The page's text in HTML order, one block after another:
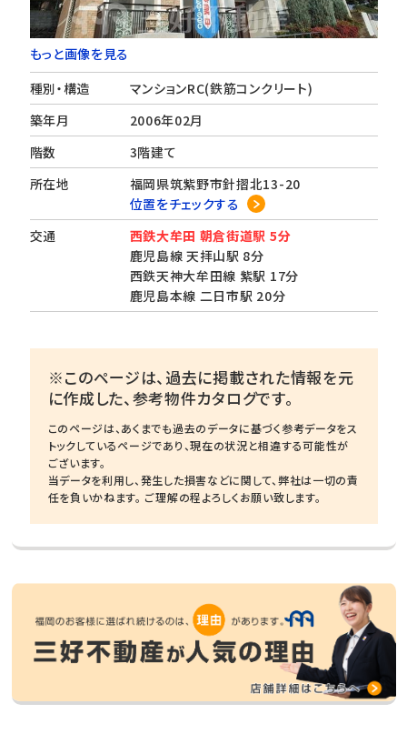
もっと画像を見る
種別・構造
マンションRC(鉄筋コンクリート)
築年月
2006年02月
階数
3階建て
所在地
福岡県筑紫野市針摺北13-20
位置をチェックする
交通
西鉄大牟田 朝倉街道駅 5分
鹿児島線 天拝山駅 8分
西鉄天神大牟田線 紫駅 17分
鹿児島本線 二日市駅 20分
※このページは、過去に掲載された情報を元
に作成した、参考物件カタログです。
このページは、あくまでも過去のデータに基づく参考データをス
トックしているページであり、現在の状況と相違する可能性が
ございます。
当データを利用し、発生した損害などに関して、弊社は一切の責
任を負いかねます。 ご理解の程よろしくお願い致します。